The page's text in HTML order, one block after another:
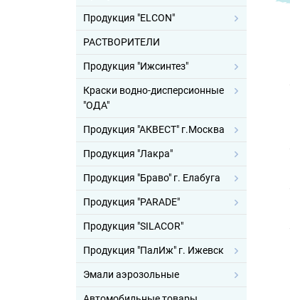
Продукция "ELCON"
РАСТВОРИТЕЛИ
Продукция "Ижсинтез"
Краски водно-дисперсионные
"ОДА"
Продукция "АКВЕСТ" г.Москва
Продукция "Лакра"
Продукция "Браво" г. Елабуга
Продукция "PARADE"
Продукция "SILACOR"
Продукция "ПалИж" г. Ижевск
Эмали аэрозольные